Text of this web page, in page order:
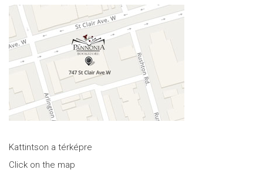
Kattintson a térképre
Click on the map